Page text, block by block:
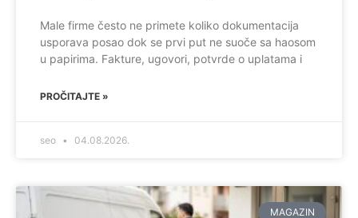
Male firme često ne primete koliko dokumentacija
usporava posao dok se prvi put ne suoče sa haosom
u papirima. Fakture, ugovori, potvrde o uplatama i
PROČITAJTE »
seo 04.08.2026.
MAGAZIN